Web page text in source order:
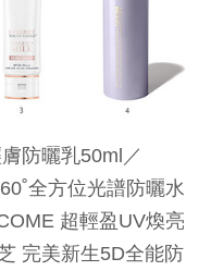
防曬乳50ml／
全方位光譜防曬水
超輕盈UV煥亮
完美新生5D全能防